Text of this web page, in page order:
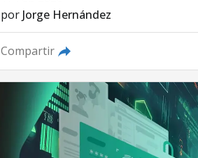
por Jorge Hernández
Compartir